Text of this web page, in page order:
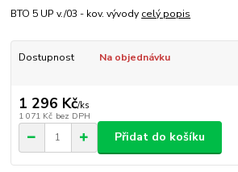
BTO 5 UP v./03 - kov. vývody celý popis
Dostupnost Na objednávku
1 296 Kč/ks
1 071 Kč bez DPH
Přidat do košíku